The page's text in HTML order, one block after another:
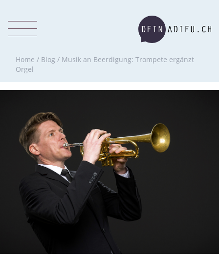
Home / Blog / Musik an Beerdigung: Trompete ergänzt
Orgel